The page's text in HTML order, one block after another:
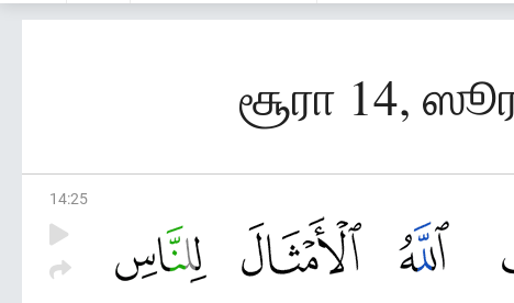
சூரா 14,
14:25